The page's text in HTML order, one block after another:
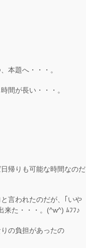
本題へ・・・。
間が長い・・・。
帰りも可能な時間なのだ
言われたのだが、｢いや
来た・・・。(^w^) ﾑﾌﾌ♪
の負担があったの